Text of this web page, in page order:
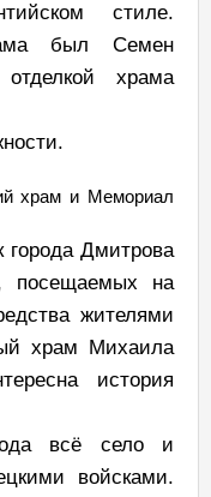
стиле.
был Семен
храма
храм и Мемориал
города Дмитрова
посещаемых на
жителями
храм Михаила
история
всё село и
войсками.